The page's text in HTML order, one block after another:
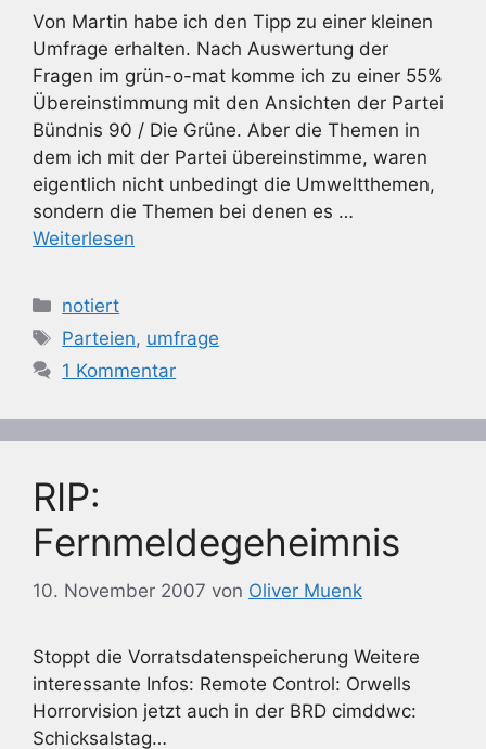
Von Martin habe ich den Tipp zu einer kleinen
Umfrage erhalten. Nach Auswertung der
Fragen im grün-o-mat komme ich zu einer 55%
Übereinstimmung mit den Ansichten der Partei
Bündnis 90 / Die Grüne. Aber die Themen in
dem ich mit der Partei übereinstimme, waren
eigentlich nicht unbedingt die Umweltthemen,
sondern die Themen bei denen es …
Weiterlesen
Kategorien
notiert
Schlagwörter
Parteien, umfrage
1 Kommentar
RIP:
Fernmeldegeheimnis
10. November 2007 von Oliver Muenk
Stoppt die Vorratsdatenspeicherung Weitere
interessante Infos: Remote Control: Orwells
Horrorvision jetzt auch in der BRD cimddwc:
Schicksalstag…